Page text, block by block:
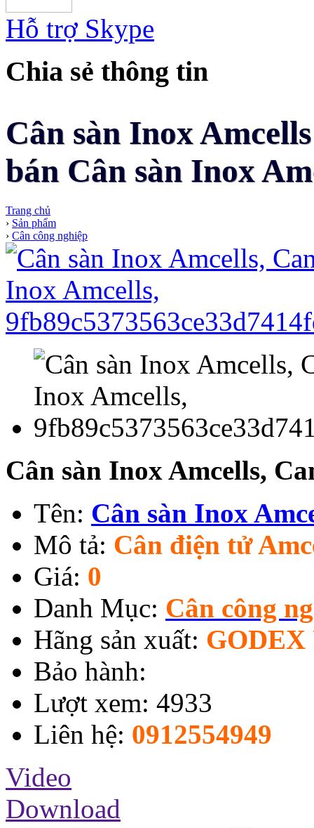
Hỗ trợ Skype
Chia sẻ thông tin
Cân sàn Inox
bán Cân sàn Inox
Trang chủ
› Sản phẩm
› Cân công nghiệp
Cân sàn Inox Amcells,
Tên: Cân sàn Inox
Mô tả: Cân điện tử
Giá: 0
Danh Mục: Cân công
Hãng sản xuất: GODEX
Bảo hành:
Lượt xem: 4933
Liên hệ: 0912554949
Video
Download